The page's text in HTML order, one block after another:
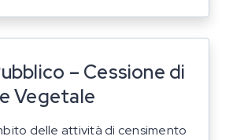
– Cessione di
Vegetale
delle attività di censimento